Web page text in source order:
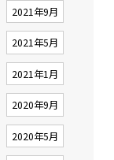
2021年9月
2021年5月
2021年1月
2020年9月
2020年5月